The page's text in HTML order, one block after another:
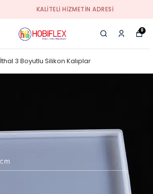
KALİTELİ HİZMETİN ADRESİ
0
İthal 3 Boyutlu Silikon Kalıplar